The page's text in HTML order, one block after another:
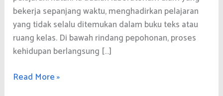
bekerja sepanjang waktu, menghadirkan pelajaran
yang tidak selalu ditemukan dalam buku teks atau
ruang kelas. Di bawah rindang pepohonan, proses
kehidupan berlangsung […]
Hutan,
Read More »